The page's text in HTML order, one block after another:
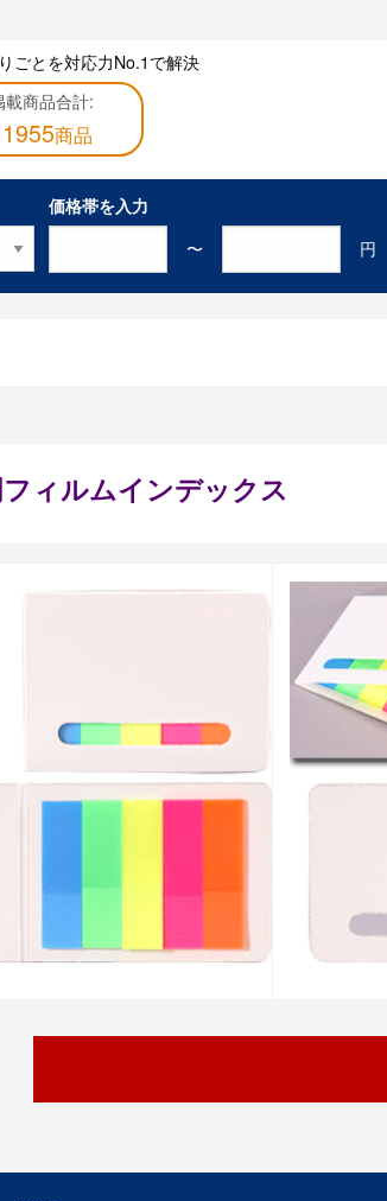
ごとを対応力No.1で解決
載商品合計:
商品
価格帯を入力
〜
円
ィルムインデックス